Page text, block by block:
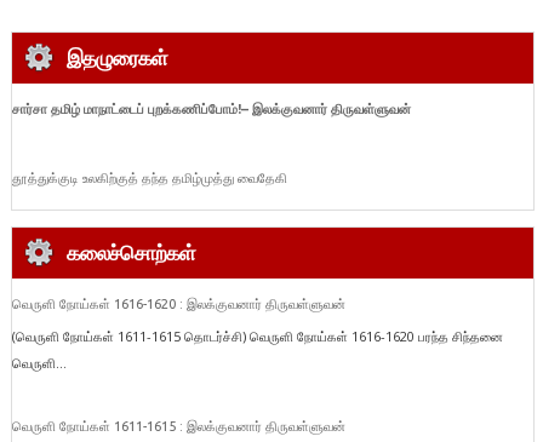
இதழுரைகள்
சார்சா தமிழ் மாநாட்டைப் புறக்கணிப்போம்!– இலக்குவனார் திருவள்ளுவன்
தூத்துக்குடி உலகிற்குத் தந்த தமிழ்முத்து வைதேகி
கலைச்சொற்கள்
வெருளி நோய்கள் 1616-1620 : இலக்குவனார் திருவள்ளுவன்
(வெருளி நோய்கள் 1611-1615 தொடர்ச்சி) வெருளி நோய்கள் 1616-1620 பரந்த சிந்தனை
வெருளி...
வெருளி நோய்கள் 1611-1615 : இலக்குவனார் திருவள்ளுவன்